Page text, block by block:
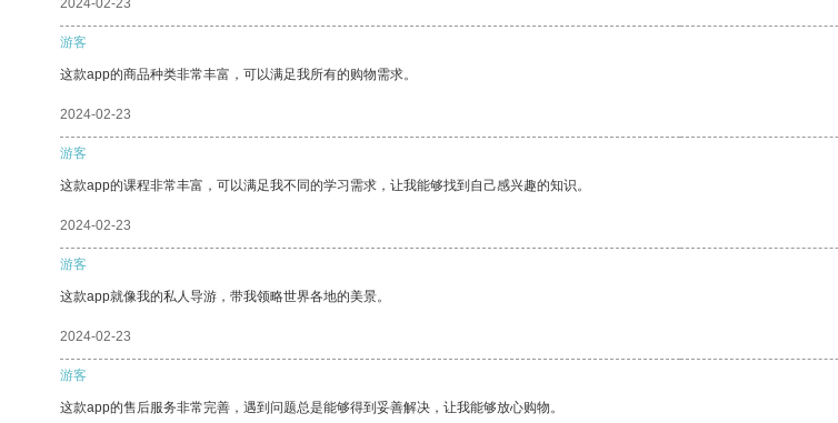
2024-02-23
游客
这款app的商品种类非常丰富，可以满足我所有的购物需求。
2024-02-23
游客
这款app的课程非常丰富，可以满足我不同的学习需求，让我能够找到自己感兴趣的知识。
2024-02-23
游客
这款app就像我的私人导游，带我领略世界各地的美景。
2024-02-23
游客
这款app的售后服务非常完善，遇到问题总是能够得到妥善解决，让我能够放心购物。